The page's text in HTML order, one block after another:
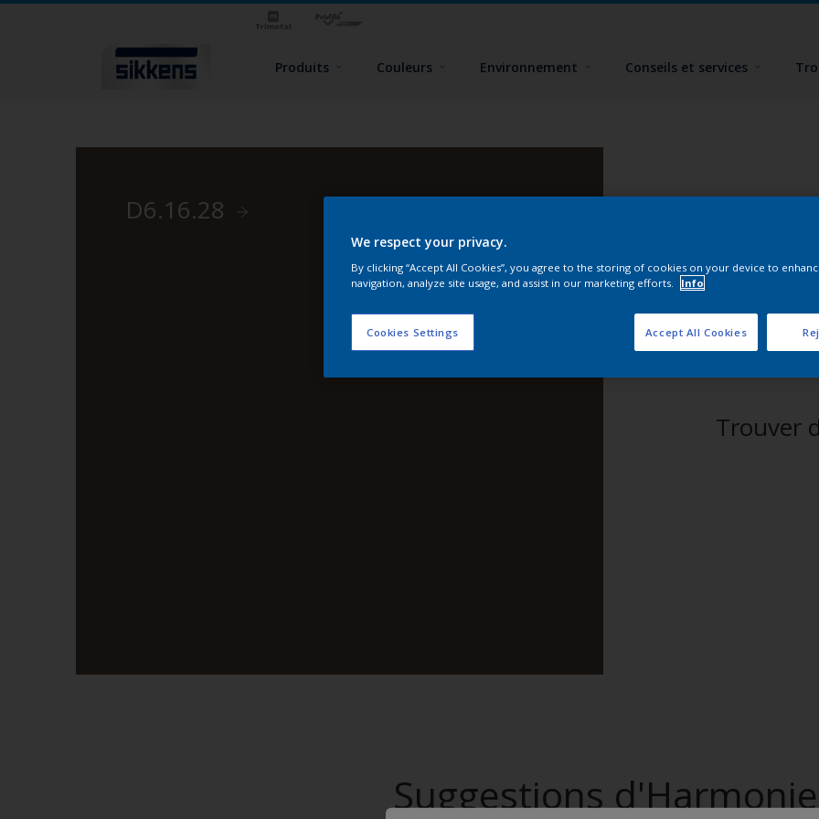
Produits Couleurs Environnement Conseils et services
D6.16.28
Trouver
Suggestions
We respect your privacy.
By clicking “Accept All Cookies”, you agree to the storing of cookies on your device to
navigation, analyze site usage, and assist in our marketing efforts.
Info
Cookies Settings Accept All Cookies